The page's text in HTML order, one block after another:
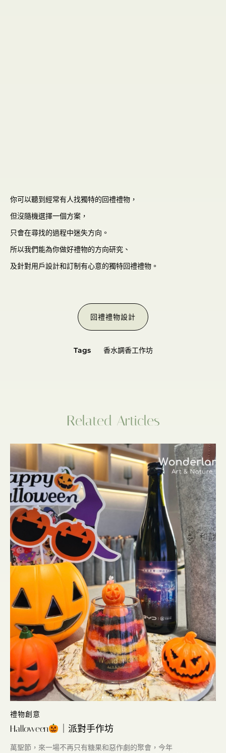
你可以聽到經常有人找獨特的回禮禮物，
但沒隨機選擇一個方案，
只會在尋找的過程中迷失方向。
所以我們能為你做好禮物的方向研究、
及針對用戶設計和訂制有心意的獨特回禮禮物。
回禮禮物設計
Tags 香水調香工作坊
Related Articles
禮物創意
Halloween ｜派對手作坊
萬聖節，來一場不再只有糖果和惡作劇的聚會，今年